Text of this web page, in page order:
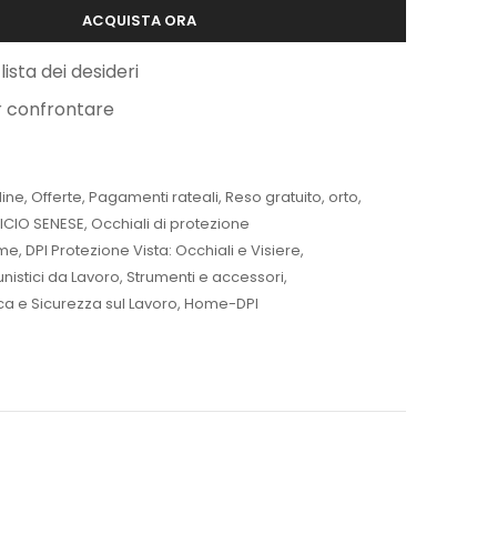
ACQUISTA ORA
dei desideri
confrontare
, Offerte, Pagamenti rateali, Reso gratuito, orto,
SENESE, Occhiali di protezione
, DPI Protezione Vista: Occhiali e Visiere,
da Lavoro, Strumenti e accessori,
e Sicurezza sul Lavoro, Home-DPI